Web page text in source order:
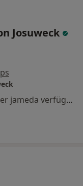
Josuweck
Keine Online-Terminbuchung über jameda verfügbar